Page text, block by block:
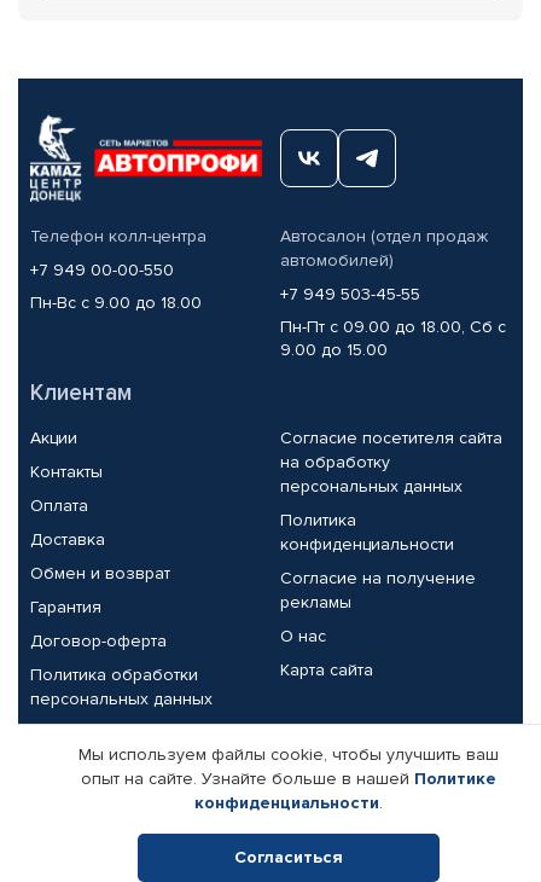
Телефон колл-центра
+7 949 00-00-550
Пн-Вс с 9.00 до 18.00
Автосалон (отдел продаж
автомобилей)
+7 949 503-45-55
Пн-Пт с 09.00 до 18.00, Сб с
9.00 до 15.00
Клиентам
Акции
Контакты
Оплата
Доставка
Обмен и возврат
Гарантия
Договор-оферта
Политика обработки
персональных данных
Согласие посетителя сайта
на обработку
персональных данных
Политика
конфиденциальности
Согласие на получение
рекламы
О нас
Карта сайта
Партнерам
Корпоративным клиентам
Поставщикам
Реквизиты компании
Мы используем файлы cookie, чтобы улучшить ваш
опыт на сайте. Узнайте больше в нашей Политике
конфиденциальности.
Согласиться